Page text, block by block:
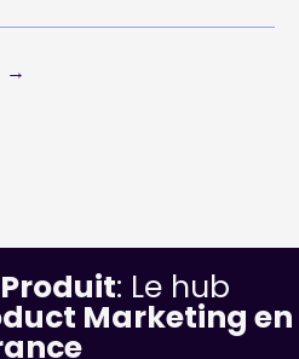
→
: Le hub
Marketing en